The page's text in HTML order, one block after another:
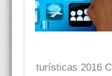
turísticas 2016